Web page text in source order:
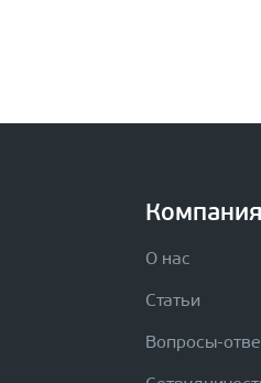
Компания
О нас
Статьи
Вопросы-